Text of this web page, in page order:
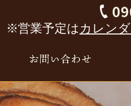
※営業予定は カレン